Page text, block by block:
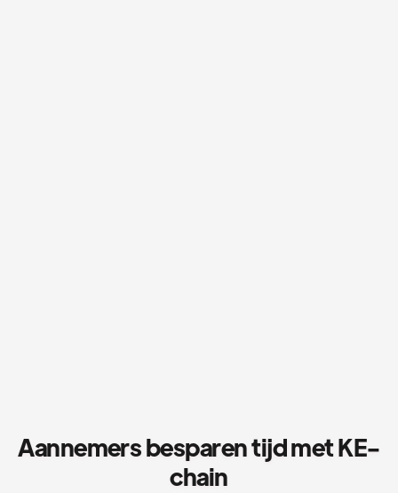
Aannemers besparen tijd met KE-
chain